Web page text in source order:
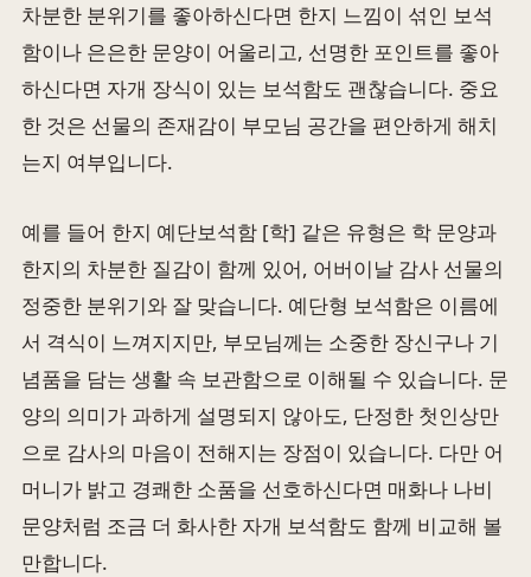
차분한 분위기를 좋아하신다면 한지 느낌이 섞인 보석
함이나 은은한 문양이 어울리고, 선명한 포인트를 좋아
하신다면 자개 장식이 있는 보석함도 괜찮습니다. 중요
한 것은 선물의 존재감이 부모님 공간을 편안하게 해치
는지 여부입니다.
예를 들어 한지 예단보석함 [학] 같은 유형은 학 문양과
한지의 차분한 질감이 함께 있어, 어버이날 감사 선물의
정중한 분위기와 잘 맞습니다. 예단형 보석함은 이름에
서 격식이 느껴지지만, 부모님께는 소중한 장신구나 기
념품을 담는 생활 속 보관함으로 이해될 수 있습니다. 문
양의 의미가 과하게 설명되지 않아도, 단정한 첫인상만
으로 감사의 마음이 전해지는 장점이 있습니다. 다만 어
머니가 밝고 경쾌한 소품을 선호하신다면 매화나 나비
문양처럼 조금 더 화사한 자개 보석함도 함께 비교해 볼
만합니다.